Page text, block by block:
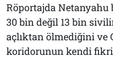
Röportajda Netanyahu
30 bin değil 13 bin
açlıktan ölmediğini ve
koridorunun kendi